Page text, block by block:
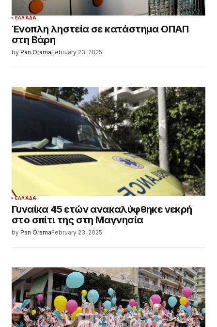
ΕΛΛΆΔΑ
Ένοπλη ληστεία σε κατάστημα ΟΠΑΠ
στη Βάρη
by Pan OramaFebruary 23, 2025
ΕΛΛΆΔΑ
Γυναίκα 45 ετών ανακαλύφθηκε νεκρή
στο σπίτι της στη Μαγνησία
by Pan OramaFebruary 23, 2025